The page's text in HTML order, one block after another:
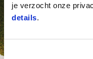
je verzocht onze
details.
Toestemmingsselectie